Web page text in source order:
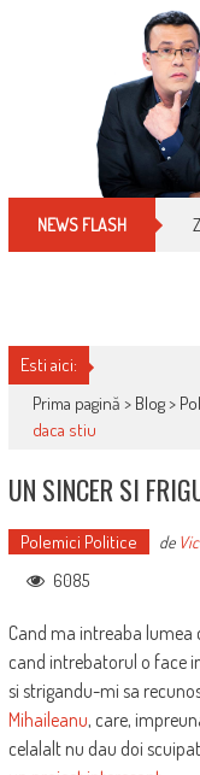
NEWS FLASH
Esti aici:
Prima pagină > Blog>
daca stiu
UN SINCER SI
Polemici Politice de
6085
Cand ma intreaba lumea
cand intrebatorul o face
si strigandu-mi sa
Mihaileanu, care,
celalalt nu dau doi